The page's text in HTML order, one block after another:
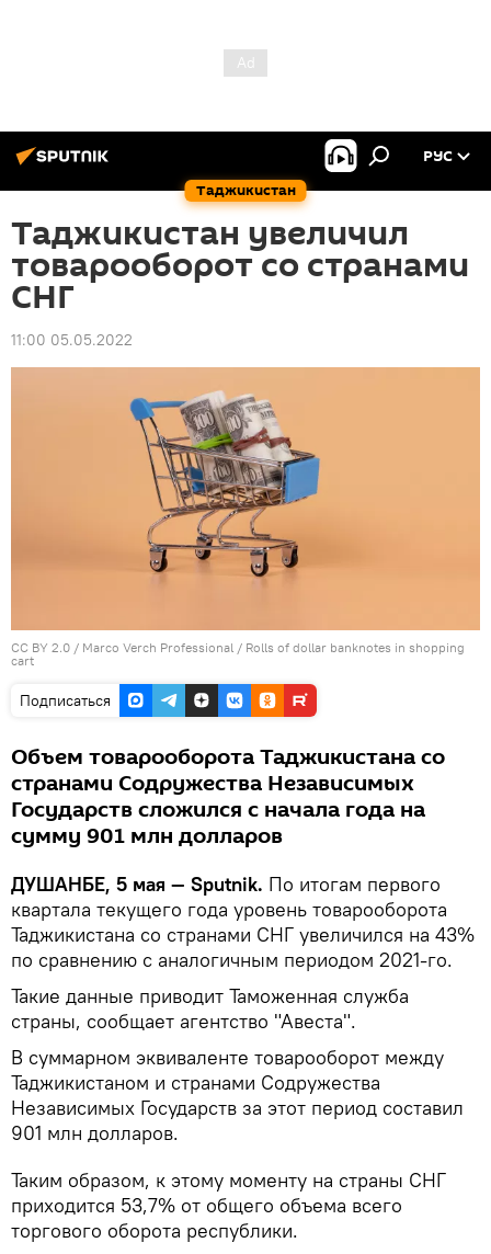
Таджикистан
РУС
Таджикистан увеличил
товарооборот со странами
СНГ
11:00 05.05.2022
CC BY 2.0 / Marco Verch Professional / Rolls of dollar banknotes in shopping
cart
Подписаться
Объем товарооборота Таджикистана со
странами Содружества Независимых
Государств сложился с начала года на
сумму 901 млн долларов
ДУШАНБЕ, 5 мая — Sputnik. По итогам первого
квартала текущего года уровень товарооборота
Таджикистана со странами СНГ увеличился на 43%
по сравнению с аналогичным периодом 2021-го.
Такие данные приводит Таможенная служба
страны, сообщает агентство "Авеста".
В суммарном эквиваленте товарооборот между
Таджикистаном и странами Содружества
Независимых Государств за этот период составил
901 млн долларов.
Таким образом, к этому моменту на страны СНГ
приходится 53,7% от общего объема всего
торгового оборота республики.